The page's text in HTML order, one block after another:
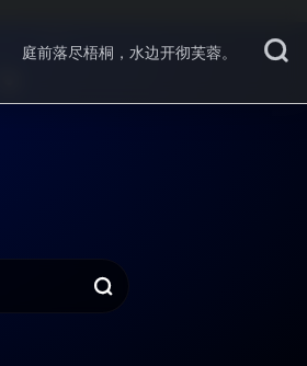
庭前落尽梧桐，水边开彻芙蓉。